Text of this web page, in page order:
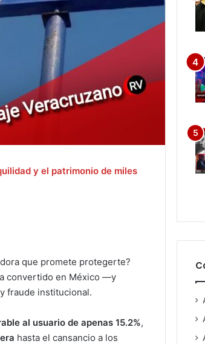
y el patrimonio de miles
que promete protegerte?
convertido en México —y
fraude institucional.
al usuario de apenas 15.2%,
hasta el cansancio a los